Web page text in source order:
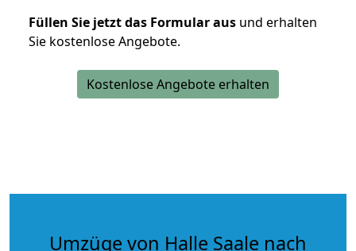
Füllen Sie jetzt das Formular aus und erhalten
Sie kostenlose Angebote.
Kostenlose Angebote erhalten
Umzüge von Halle Saale nach